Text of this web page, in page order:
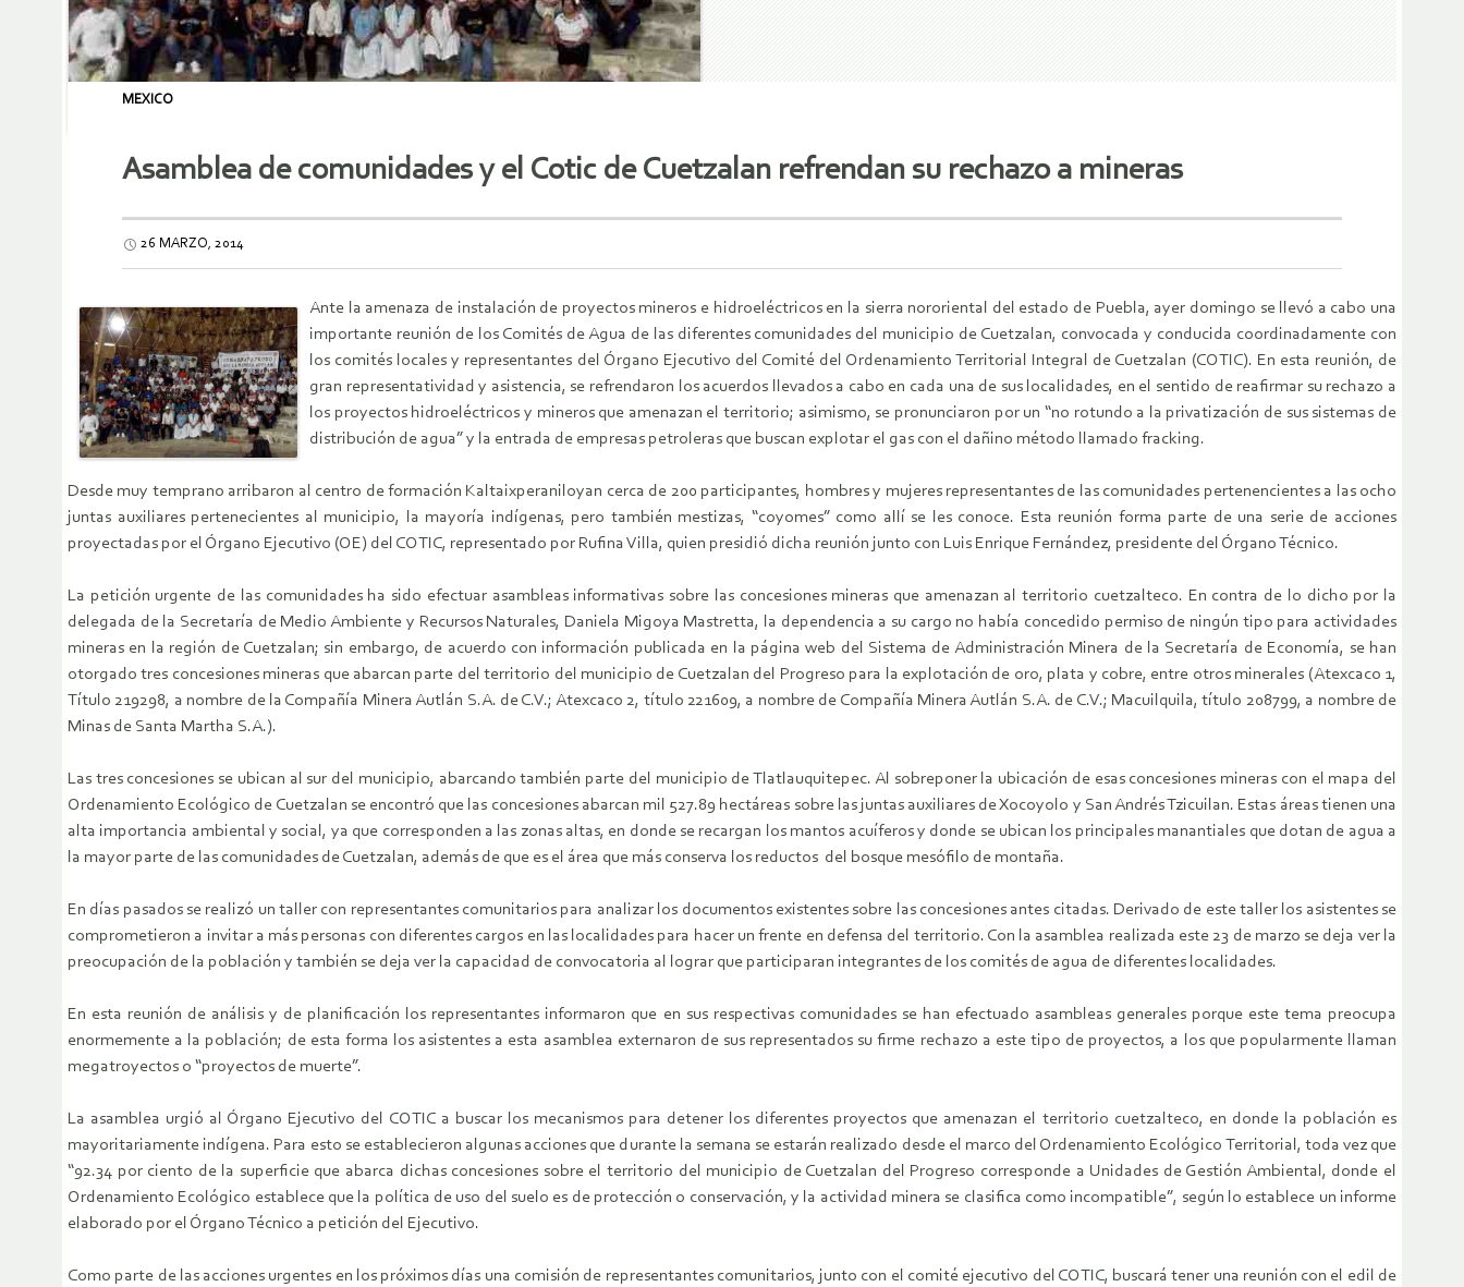
MEXICO
Asamblea de comunidades y el Cotic de Cuetzalan refrendan su rechazo a mineras
26 MARZO, 2014
Ante la amenaza de instalación de proyectos mineros e hidroeléctricos en la sierra nororiental del estado de Puebla, ayer domingo se llevó a cabo una
importante reunión de los Comités de Agua de las diferentes comunidades del municipio de Cuetzalan, convocada y conducida coordinadamente con
los comités locales y representantes del Órgano Ejecutivo del Comité del Ordenamiento Territorial Integral de Cuetzalan (COTIC). En esta reunión, de
gran representatividad y asistencia, se refrendaron los acuerdos llevados a cabo en cada una de sus localidades, en el sentido de reafirmar su rechazo a
los proyectos hidroeléctricos y mineros que amenazan el territorio; asimismo, se pronunciaron por un “no rotundo a la privatización de sus sistemas de
distribución de agua” y la entrada de empresas petroleras que buscan explotar el gas con el dañino método llamado fracking.
Desde muy temprano arribaron al centro de formación Kaltaixperaniloyan cerca de 200 participantes, hombres y mujeres representantes de las comunidades pertenencientes a las ocho
juntas auxiliares pertenecientes al municipio, la mayoría indígenas, pero también mestizas, “coyomes” como allí se les conoce. Esta reunión forma parte de una serie de acciones
proyectadas por el Órgano Ejecutivo (OE) del COTIC, representado por Rufina Villa, quien presidió dicha reunión junto con Luis Enrique Fernández, presidente del Órgano Técnico.
La petición urgente de las comunidades ha sido efectuar asambleas informativas sobre las concesiones mineras que amenazan al territorio cuetzalteco. En contra de lo dicho por la
delegada de la Secretaría de Medio Ambiente y Recursos Naturales, Daniela Migoya Mastretta, la dependencia a su cargo no había concedido permiso de ningún tipo para actividades
mineras en la región de Cuetzalan; sin embargo, de acuerdo con información publicada en la página web del Sistema de Administración Minera de la Secretaría de Economía, se han
otorgado tres concesiones mineras que abarcan parte del territorio del municipio de Cuetzalan del Progreso para la explotación de oro, plata y cobre, entre otros minerales (Atexcaco 1,
Título 219298, a nombre de la Compañía Minera Autlán S.A. de C.V.; Atexcaco 2, título 221609, a nombre de Compañía Minera Autlán S.A. de C.V.; Macuilquila, título 208799, a nombre de
Minas de Santa Martha S.A.).
Las tres concesiones se ubican al sur del municipio, abarcando también parte del municipio de Tlatlauquitepec. Al sobreponer la ubicación de esas concesiones mineras con el mapa del
Ordenamiento Ecológico de Cuetzalan se encontró que las concesiones abarcan mil 527.89 hectáreas sobre las juntas auxiliares de Xocoyolo y San Andrés Tzicuilan. Estas áreas tienen una
alta importancia ambiental y social, ya que corresponden a las zonas altas, en donde se recargan los mantos acuíferos y donde se ubican los principales manantiales que dotan de agua a
la mayor parte de las comunidades de Cuetzalan, además de que es el área que más conserva los reductos del bosque mesófilo de montaña.
En días pasados se realizó un taller con representantes comunitarios para analizar los documentos existentes sobre las concesiones antes citadas. Derivado de este taller los asistentes se
comprometieron a invitar a más personas con diferentes cargos en las localidades para hacer un frente en defensa del territorio. Con la asamblea realizada este 23 de marzo se deja ver la
preocupación de la población y también se deja ver la capacidad de convocatoria al lograr que participaran integrantes de los comités de agua de diferentes localidades.
En esta reunión de análisis y de planificación los representantes informaron que en sus respectivas comunidades se han efectuado asambleas generales porque este tema preocupa
enormemente a la población; de esta forma los asistentes a esta asamblea externaron de sus representados su firme rechazo a este tipo de proyectos, a los que popularmente llaman
megatroyectos o “proyectos de muerte”.
La asamblea urgió al Órgano Ejecutivo del COTIC a buscar los mecanismos para detener los diferentes proyectos que amenazan el territorio cuetzalteco, en donde la población es
mayoritariamente indígena. Para esto se establecieron algunas acciones que durante la semana se estarán realizado desde el marco del Ordenamiento Ecológico Territorial, toda vez que
“92.34 por ciento de la superficie que abarca dichas concesiones sobre el territorio del municipio de Cuetzalan del Progreso corresponde a Unidades de Gestión Ambiental, donde el
Ordenamiento Ecológico establece que la política de uso del suelo es de protección o conservación, y la actividad minera se clasifica como incompatible”, según lo establece un informe
elaborado por el Órgano Técnico a petición del Ejecutivo.
Como parte de las acciones urgentes en los próximos días una comisión de representantes comunitarios, junto con el comité ejecutivo del COTIC, buscará tener una reunión con el edil de